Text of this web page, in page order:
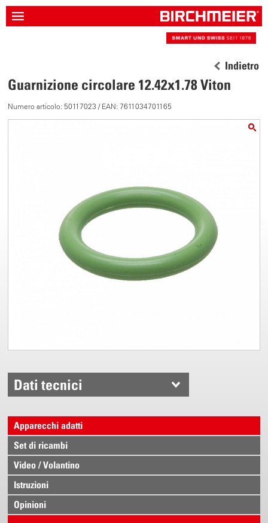
Indietro
Guarnizione circolare 12.42x1.78 Viton
Numero articolo: 50117023 / EAN: 7611034701165
Dati tecnici
Apparecchi adatti
Set di ricambi
Video / Volantino
Istruzioni
Opinioni